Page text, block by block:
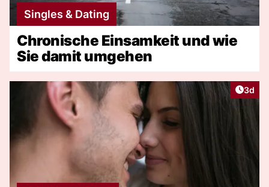
Singles & Dating
Chronische Einsamkeit und wie
Sie damit umgehen
3d